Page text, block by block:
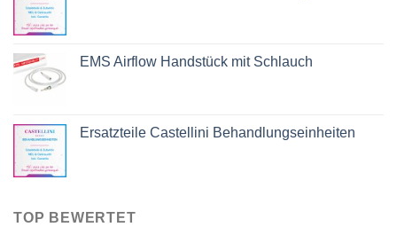
EMS Airflow Handstück mit Schlauch
Ersatzteile Castellini Behandlungseinheiten
TOP BEWERTET